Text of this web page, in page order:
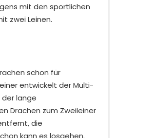
mit den sportlichen
zwei Leinen.
schon für
entwickelt der Multi-
lange
Drachen zum Zweileiner
die
kann es losgehen.